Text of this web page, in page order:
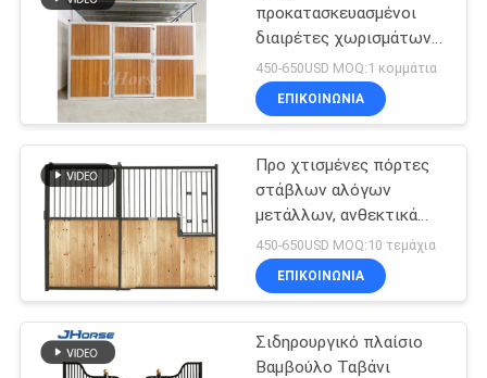
προκατασκευασμένοι
διαιρέτες χωρισμάτων
δευτερεύουσας
επιτροπής μετώπων
στάβλων αλόγων 10ft
450-650USD MOQ:1 κομμάτια
ΕΠΙΚΟΙΝΩΝΙΑ
Προ χτισμένες πόρτες
στάβλων αλόγων
μετάλλων, ανθεκτικά
ιππικά μέτωπα στάβλων
σιταποθηκών αλόγων
450-650USD MOQ:10 τεμάχια
ΕΠΙΚΟΙΝΩΝΙΑ
Σιδηρουργικό πλαίσιο
Βαμβούλο Ταβάνι